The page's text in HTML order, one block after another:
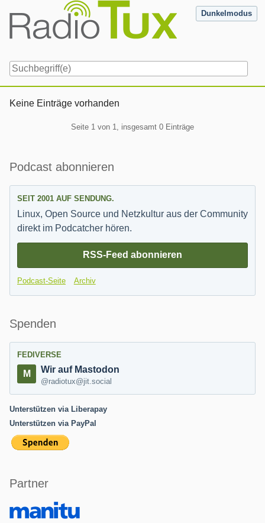
content
Dunkelmodus
Keine Einträge vorhanden
Seite 1 von 1, insgesamt 0 Einträge
Seitenleiste
Podcast abonnieren
SEIT 2001 AUF SENDUNG.
Linux, Open Source und Netzkultur aus der Community
direkt im Podcatcher hören.
RSS-Feed abonnieren
Podcast-Seite Archiv
Spenden
FEDIVERSE
Wir auf Mastodon
@radiotux@jit.social
Unterstützen via Liberapay
Unterstützen via PayPal
Partner